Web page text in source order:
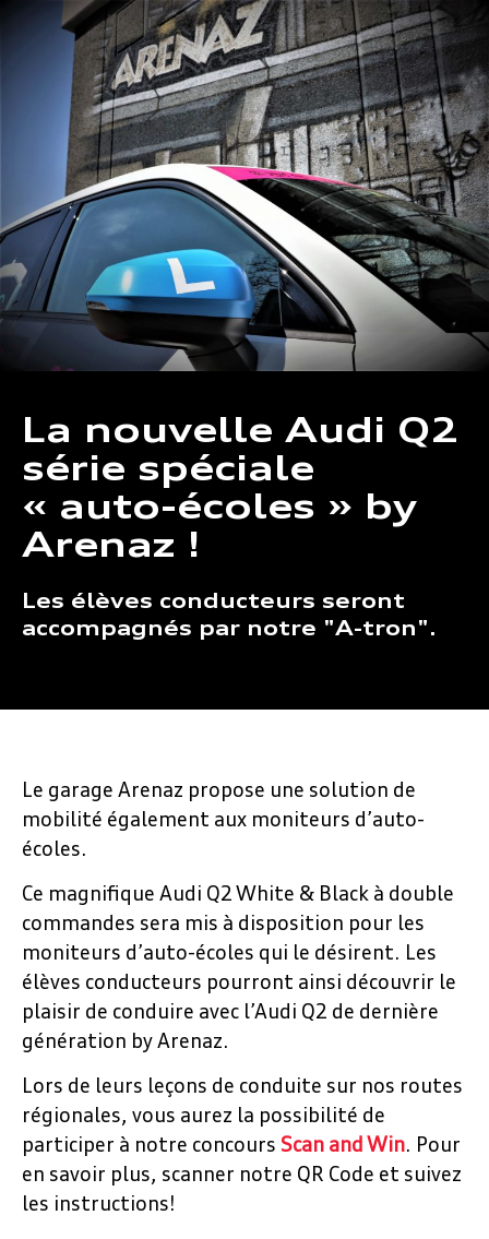
La nouvelle Audi Q2
série spéciale
« auto-écoles » by
Arenaz !
Les élèves conducteurs seront
accompagnés par notre "A-tron".
Le garage Arenaz propose une solution de
mobilité également aux moniteurs d’auto-
écoles.
Ce magnifique Audi Q2 White & Black à double
commandes sera mis à disposition pour les
moniteurs d’auto-écoles qui le désirent. Les
élèves conducteurs pourront ainsi découvrir le
plaisir de conduire avec l’Audi Q2 de dernière
génération by Arenaz.
Lors de leurs leçons de conduite sur nos routes
régionales, vous aurez la possibilité de
participer à notre concours Scan and Win. Pour
en savoir plus, scanner notre QR Code et suivez
les instructions!